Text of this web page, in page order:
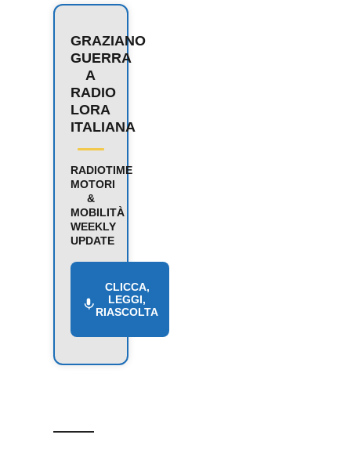
GRAZIANO
GUERRA
A
RADIO
LORA
ITALIANA
RADIOTIME
MOTORI
&
MOBILITÀ
WEEKLY
UPDATE
CLICCA,
LEGGI,
RIASCOLTA